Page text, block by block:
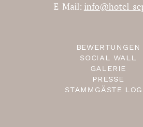
ab € 235,37
Bei Fragen sind wir für Sie
oder per E-mail immer
BEWERTUNGEN
SOCIAL WALL
GALERIE
PRESSE
STAMMGÄSTE
E-Mail: info@hotel-